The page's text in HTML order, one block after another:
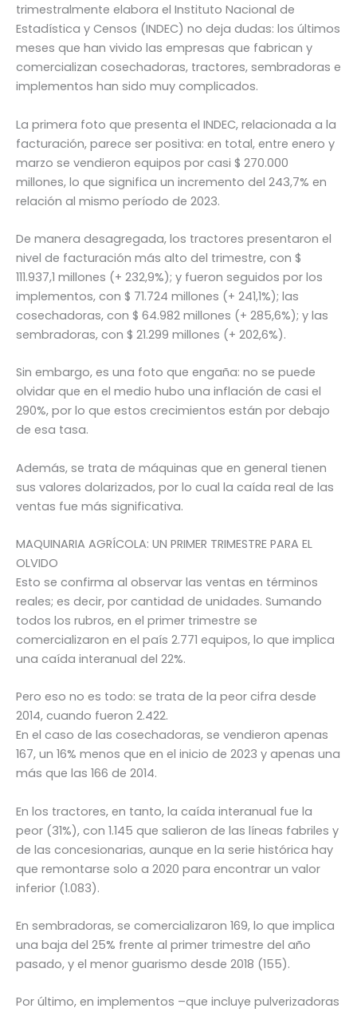
trimestralmente elabora el Instituto Nacional de
Estadística y Censos (INDEC) no deja dudas: los últimos
meses que han vivido las empresas que fabrican y
comercializan cosechadoras, tractores, sembradoras e
implementos han sido muy complicados.
La primera foto que presenta el INDEC, relacionada a la
facturación, parece ser positiva: en total, entre enero y
marzo se vendieron equipos por casi $ 270.000
millones, lo que significa un incremento del 243,7% en
relación al mismo período de 2023.
De manera desagregada, los tractores presentaron el
nivel de facturación más alto del trimestre, con $
111.937,1 millones (+ 232,9%); y fueron seguidos por los
implementos, con $ 71.724 millones (+ 241,1%); las
cosechadoras, con $ 64.982 millones (+ 285,6%); y las
sembradoras, con $ 21.299 millones (+ 202,6%).
Sin embargo, es una foto que engaña: no se puede
olvidar que en el medio hubo una inflación de casi el
290%, por lo que estos crecimientos están por debajo
de esa tasa.
Además, se trata de máquinas que en general tienen
sus valores dolarizados, por lo cual la caída real de las
ventas fue más significativa.
MAQUINARIA AGRÍCOLA: UN PRIMER TRIMESTRE PARA EL
OLVIDO
Esto se confirma al observar las ventas en términos
reales; es decir, por cantidad de unidades. Sumando
todos los rubros, en el primer trimestre se
comercializaron en el país 2.771 equipos, lo que implica
una caída interanual del 22%.
Pero eso no es todo: se trata de la peor cifra desde
2014, cuando fueron 2.422.
En el caso de las cosechadoras, se vendieron apenas
167, un 16% menos que en el inicio de 2023 y apenas una
más que las 166 de 2014.
En los tractores, en tanto, la caída interanual fue la
peor (31%), con 1.145 que salieron de las líneas fabriles y
de las concesionarias, aunque en la serie histórica hay
que remontarse solo a 2020 para encontrar un valor
inferior (1.083).
En sembradoras, se comercializaron 169, lo que implica
una baja del 25% frente al primer trimestre del año
pasado, y el menor guarismo desde 2018 (155).
Por último, en implementos –que incluye pulverizadoras